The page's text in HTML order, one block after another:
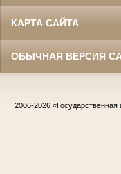
КАРТА САЙТА
ОБЫЧНАЯ ВЕРСИЯ
2006-2026